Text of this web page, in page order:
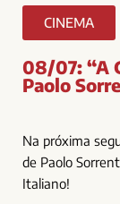
CINEMA
08/07: “A
Paolo
Na próxima
de Paolo
Italiano!